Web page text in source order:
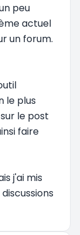
peu
actuel
un forum.
le plus
le post
faire
j'ai mis